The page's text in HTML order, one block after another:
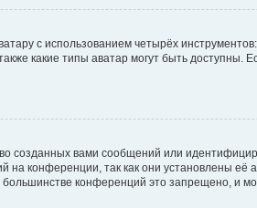
с использованием четырёх
какие типы аватар могут быть
созданных вами сообщений или
конференции, так как они установлены
конференций это запрещено, и